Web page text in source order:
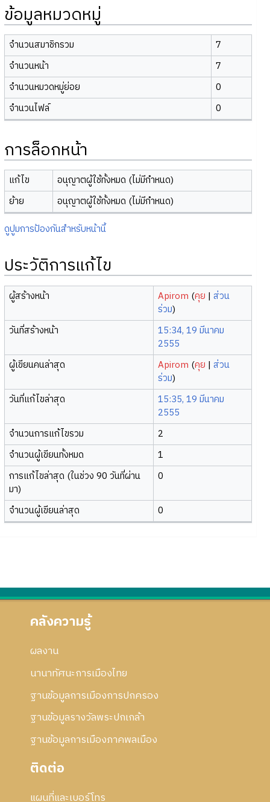
ข้อมูลหมวดหมู่
จำนวนสมาชิกรวม
7
จำนวนหน้า
7
จำนวนหมวดหมู่ย่อย
0
จำนวนไฟล์
0
การล็อกหน้า
แก้ไข
อนุญาตผู้ใช้ทั้งหมด (ไม่มีกำหนด)
ย้าย
อนุญาตผู้ใช้ทั้งหมด (ไม่มีกำหนด)
ดูปูมการป้องกันสำหรับหน้านี้
ประวัติการแก้ไข
ผู้สร้างหน้า Apirom (คุย |ส่วน
ร่วม)
วันที่สร้างหน้า
15:34, 19 มีนาคม
2555
ผู้เขียนคนล่าสุด
Apirom (คุย |ส่วน
ร่วม)
วันที่แก้ไขล่าสุด
15:35, 19 มีนาคม
2555
จำนวนการแก้ไขรวม
2
จำนวนผู้เขียนทั้งหมด
1
การแก้ไขล่าสุด (ในช่วง 90 วันที่ผ่าน
มา)
0
จำนวนผู้เขียนล่าสุด 0
คลังความรู้
ผลงาน
นานาทัศนะการเมืองไทย
ฐานข้อมูลการเมืองการปกครอง
ฐานข้อมูลรางวัลพระปกเกล้า
ฐานข้อมูลการเมืองภาคพลเมือง
ติดต่อ
แผนที่และเบอร์โทร